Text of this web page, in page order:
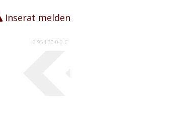
Inserat melden
0-954-30-0-0-C